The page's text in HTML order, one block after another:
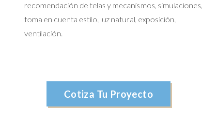
recomendación de telas y mecanismos, simulaciones,
toma en cuenta estilo, luz natural, exposición,
ventilación.
Cotiza Tu Proyecto